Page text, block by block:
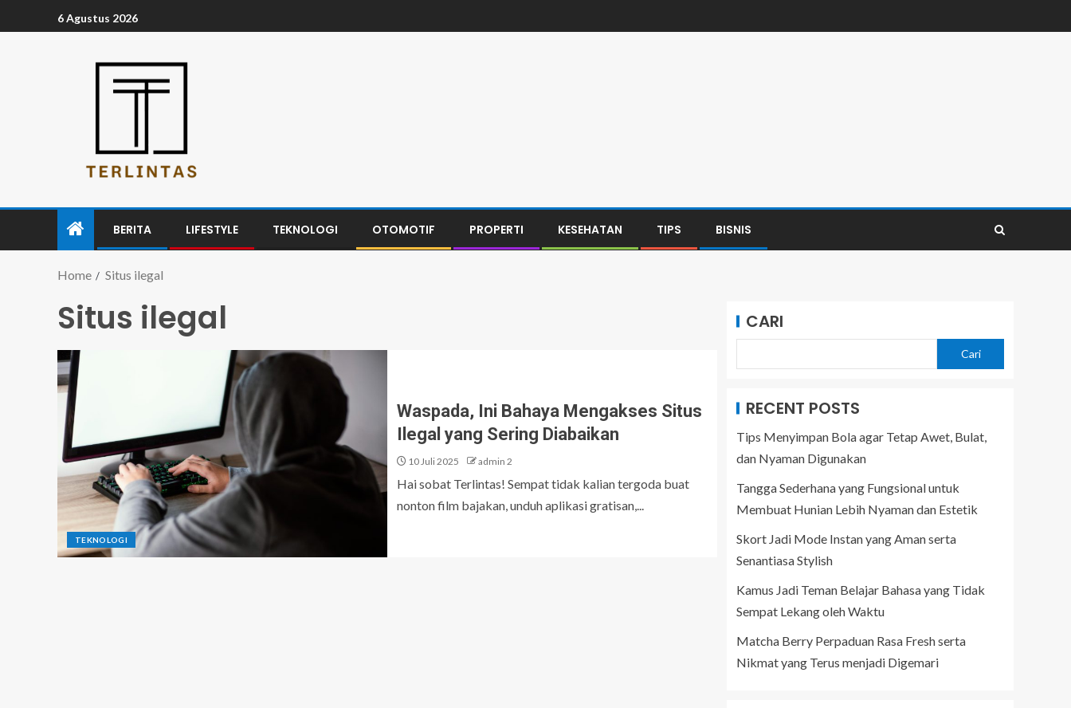
6 Agustus 2026
BERITA LIFESTYLE TEKNOLOGI OTOMOTIF PROPERTI KESEHATAN TIPS BISNIS
Home Situs ilegal
Situs ilegal
TEKNOLOGI
Waspada, Ini Bahaya Mengakses Situs
Ilegal yang Sering Diabaikan
10 Juli 2025 admin 2
Hai sobat Terlintas! Sempat tidak kalian tergoda buat
nonton film bajakan, unduh aplikasi gratisan,...
CARI
Cari
RECENT POSTS
Tips Menyimpan Bola agar Tetap Awet, Bulat,
dan Nyaman Digunakan
Tangga Sederhana yang Fungsional untuk
Membuat Hunian Lebih Nyaman dan Estetik
Skort Jadi Mode Instan yang Aman serta
Senantiasa Stylish
Kamus Jadi Teman Belajar Bahasa yang Tidak
Sempat Lekang oleh Waktu
Matcha Berry Perpaduan Rasa Fresh serta
Nikmat yang Terus menjadi Digemari